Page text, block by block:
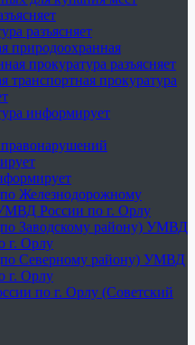
разъясняет
природоохранная
прокуратура разъясняет
транспортная прокуратура
информирует
Железнодорожному
России по г. Орлу
Заводскому району) УМВД
г. Орлу
Северному району) УМВД
г. Орлу
по г. Орлу (Советский